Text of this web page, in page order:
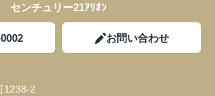
センチュリー21ｱﾘｵﾝ
お問い合わせ
1238-2